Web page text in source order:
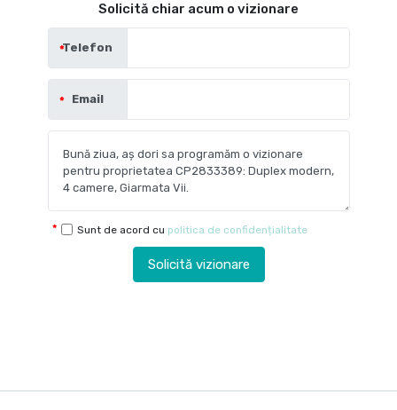
Solicită chiar acum o vizionare
Telefon
Email
Sunt de acord cu politica de confidențialitate
Solicită vizionare